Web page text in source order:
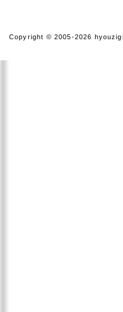
Copyright © 2005-2026